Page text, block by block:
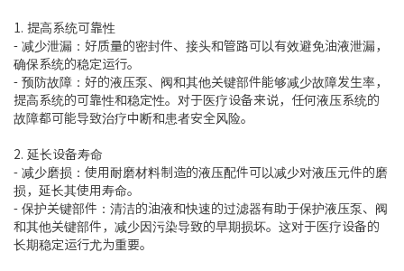
1. 提高系统可靠性
- 减少泄漏：好质量的密封件、接头和管路可以有效避免油液泄漏，
确保系统的稳定运行。
- 预防故障：好的液压泵、阀和其他关键部件能够减少故障发生率，
提高系统的可靠性和稳定性。对于医疗设备来说，任何液压系统的
故障都可能导致治疗中断和患者安全风险。
2. 延长设备寿命
- 减少磨损：使用耐磨材料制造的液压配件可以减少对液压元件的磨
损，延长其使用寿命。
- 保护关键部件：清洁的油液和快速的过滤器有助于保护液压泵、阀
和其他关键部件，减少因污染导致的早期损坏。这对于医疗设备的
长期稳定运行尤为重要。